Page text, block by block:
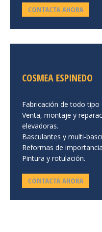
CONTACTA AHORA
COSMEA ESPINEDO
Fabricación de todo tipo
Venta, montaje y
elevadoras.
Basculantes y multi-
Reformas de
Pintura y rotulación.
CONTACTA AHORA